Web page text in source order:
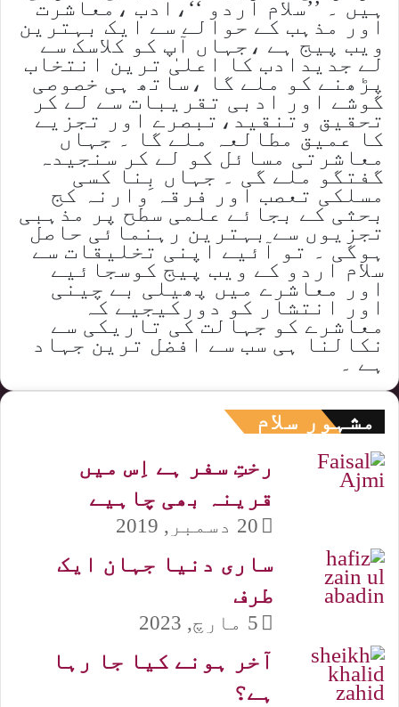
ہیں ۔ ’’سلام اردو ‘‘،ادب ،معاشرت
اور مذہب کے حوالے سے ایک بہترین
ویب پیج ہے ،جہاں آپ کو کلاسک سے
لے جدیدادب کا اعلیٰ ترین انتخاب
پڑھنے کو ملے گا ،ساتھ ہی خصوصی
گوشے اور ادبی تقریبات سے لے کر
تحقیق وتنقید،تبصرے اور تجزیے
کا عمیق مطالعہ ملے گا ۔ جہاں
معاشرتی مسائل کو لے کر سنجیدہ
گفتگو ملے گی ۔ جہاں بِنا کسی
مسلکی تعصب اور فرقہ وارنہ کج
بحثی کے بجائے علمی سطح پر مذہبی
تجزیوں سے بہترین رہنمائی حاصل
ہوگی ۔ تو آئیے اپنی تخلیقات سے
سلام اردو کے ویب پیج کوسجائیے
اور معاشرے میں پھیلی بے چینی
اور انتشار کو دورکیجیے کہ
معاشرے کو جہالت کی تاریکی سے
نکالنا ہی سب سے افضل ترین جہاد
ہے ۔
مشہور سلام
رختِ سفر ہے اِس میں
قرینہ بھی چاہیے
20 دسمبر, 2019
ساری دنیا جہان ایک
طرف
5 مارچ, 2023
آخر ہونے کیا جا رہا
ہے؟